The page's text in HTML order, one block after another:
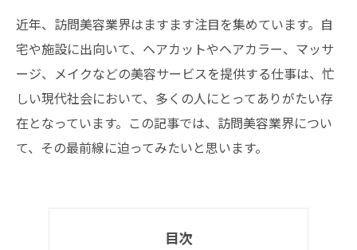
近年、訪問美容業界はますます注目を集めています。自
宅や施設に出向いて、ヘアカットやヘアカラー、マッサ
ージ、メイクなどの美容サービスを提供する仕事は、忙
しい現代社会において、多くの人にとってありがたい存
在となっています。この記事では、訪問美容業界につい
て、その最前線に迫ってみたいと思います。
目次